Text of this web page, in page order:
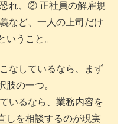
れ、② 正社員の解雇規
など、一人の上司だけ
いうこと。
なしているなら、まず
肢の一つ。
いるなら、業務内容を
しを相談するのが現実